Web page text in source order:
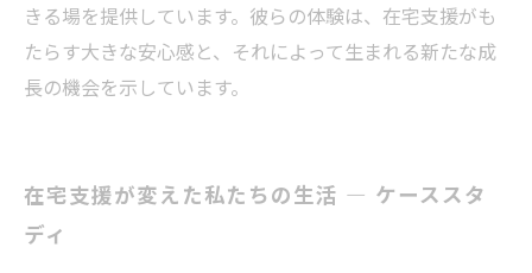
きる場を提供しています。彼らの体験は、在宅支援がも
たらす大きな安心感と、それによって生まれる新たな成
長の機会を示しています。
在宅支援が変えた私たちの生活 — ケーススタ
ディ